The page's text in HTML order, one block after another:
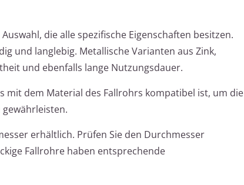
die alle spezifische Eigenschaften besitzen.
und langlebig. Metallische Varianten aus Zink,
und ebenfalls lange Nutzungsdauer.
mit dem Material des Fallrohrs kompatibel ist, um die
erhältlich. Prüfen Sie den Durchmesser
Fallrohre haben entsprechende